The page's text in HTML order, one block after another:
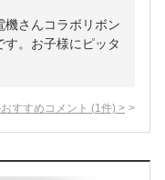
機さんコラボリボン
。お子様にピッタ
すすめコメント (1 件) >